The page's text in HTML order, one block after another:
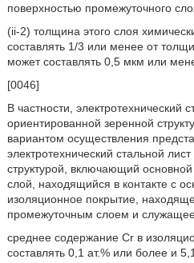
поверхностью промежуточного
(ii-2) толщина этого слоя
составлять 1/3 или менее от
может составлять 0,5 мкм или
[0046]
В частности, электротехнический
ориентированной зеренной
вариантом осуществления
электротехнический стальной
структурой, включающий
слой, находящийся в контакте с
изоляционное покрытие,
промежуточным слоем и
среднее содержание Cr в
составлять 0,1 ат.% или более и